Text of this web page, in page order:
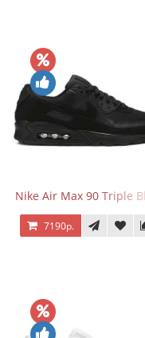
Nike Air Max 90 Triple
7190р.